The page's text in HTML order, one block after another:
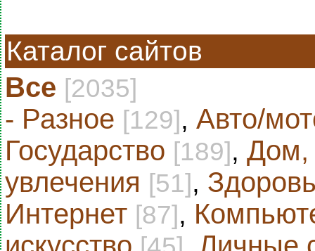
Каталог сайтов
Все [2035]
- Разное [129], Авто/
Государство [189], Дом,
увлечения [51],
Интернет [87],